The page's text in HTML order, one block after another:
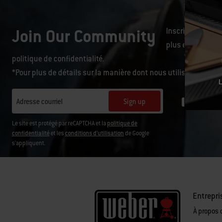
Join Our Community
Inscrivez-vous
plus encore de
politique de confidentialité.
*Pour plus de détails sur la manière dont nous utilisons vos
Adresse courriel Sign up
Le site est protégé par reCAPTCHA et la politique de
confidentialitéet les conditions d'utilisation de Google
s'appliquent.
À propos